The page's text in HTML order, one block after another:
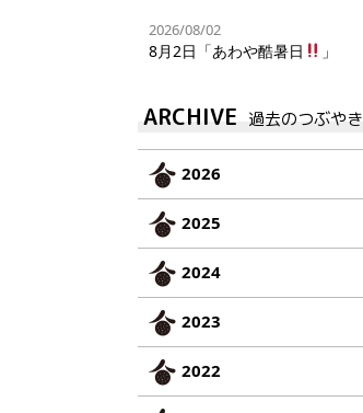
2026/08/02
8月2日「あわや酷暑日 」
ARCHIVE 過去のつぶやき
2026
2025
2024
2023
2022